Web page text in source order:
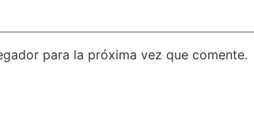
para la próxima vez que comente.